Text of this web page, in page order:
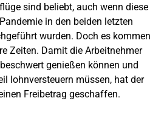
sind beliebt, auch wenn diese
in den beiden letzten
wurden. Doch es kommen
Zeiten. Damit die Arbeitnehmer
genießen können und
lohnversteuern müssen, hat der
Freibetrag geschaffen.